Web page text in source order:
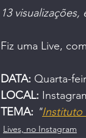
13 visualizações,
Fiz uma Live,
DATA: Quarta-
LOCAL:
TEMA: "Instituto
Lives, no Instagram